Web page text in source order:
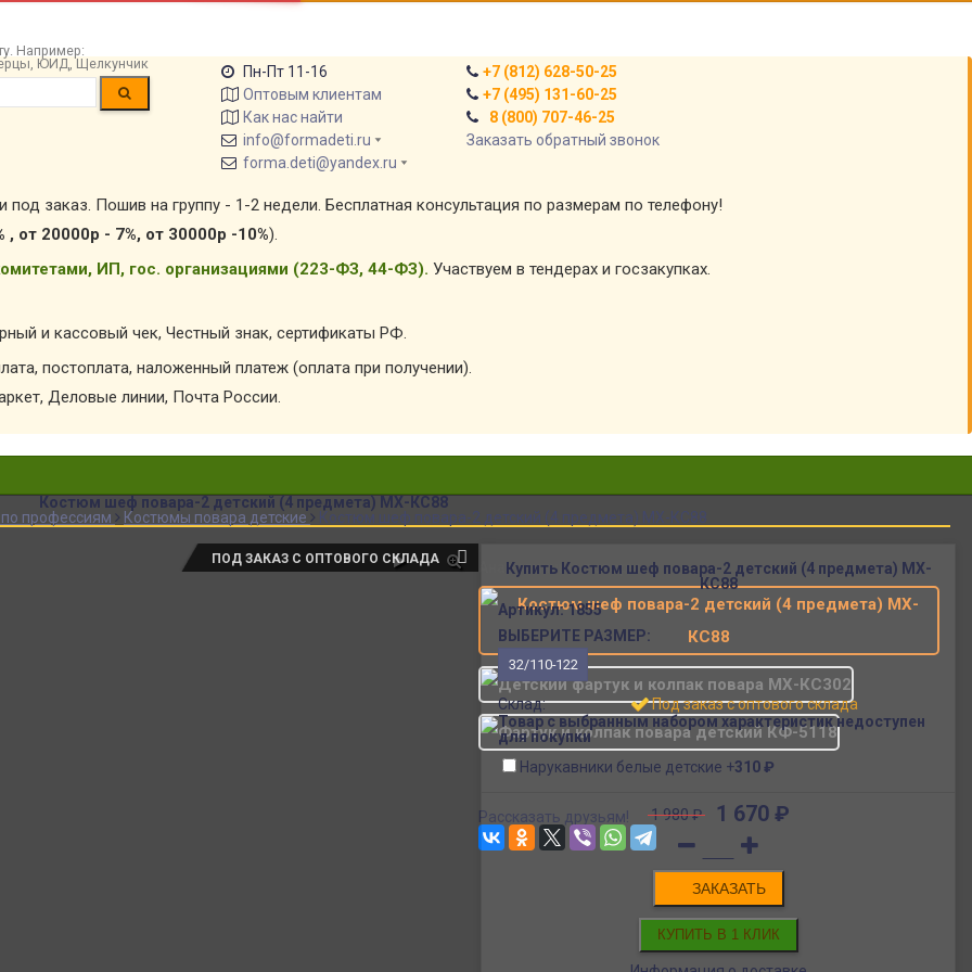
Например:
ЮИД, Щелкунчик
Пн-Пт 11-16
Оптовым клиентам
Как нас найти
info@formadeti.ru
forma.deti@yandex.ru
+7 (812) 628-50-25
+7 (495) 131-60-25
8 (800) 707-46-25
Заказать обратный звонок
под заказ. Пошив на группу - 1-2 недели. Бесплатная консультация по размерам по телефону!
, от 20000р - 7%, от 30000р -10%).
ИП, гос. организациями (223-ФЗ, 44-ФЗ). Участвуем в тендерах и госзакупках.
и кассовый чек, Честный знак, сертификаты РФ.
постоплата, наложенный платеж (оплата при получении).
Деловые линии, Почта России.
Костюм шеф повара-2 детский (4 предмета) МХ-КС88
профессиям Костюмы повара детские Костюм шеф повара-2 детский (4 предмета) МХ-КС88
ПОД ЗАКАЗ С ОПТОВОГО СКЛАДА
Купить Костюм шеф повара-2 детский (4 предмета) МХ-
КС88
Артикул:1855
ВЫБЕРИТЕ РАЗМЕР:
32/110-122
Склад:
Под заказ с оптового склада
Товар с выбранным набором характеристик недоступен
для покупки
Нарукавники белые детские +310₽
1 980₽ 1 670 ₽
ЗАКАЗАТЬ
Аналогичные товары
Рассказать друзьям!